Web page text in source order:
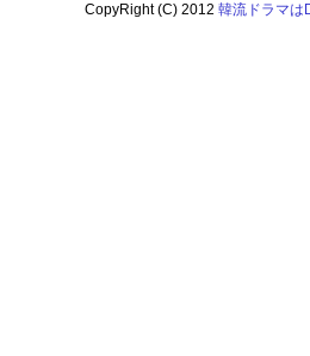
CopyRight (C) 2012韓流ドラマは